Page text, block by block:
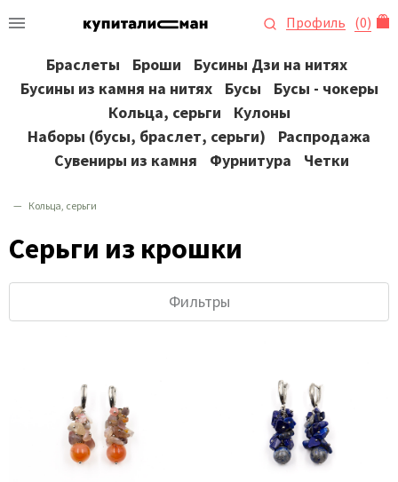
Профиль (0)
Браслеты Броши
Бусины Дзи на нитях
Бусины из камня на нитях
Бусы
Бусы - чокеры
Кольца, серьги
Кулоны
Наборы (бусы, браслет, серьги)
Распродажа
Сувениры из камня
Фурнитура Четки
Кольца, серьги
Серьги из крошки
Фильтры